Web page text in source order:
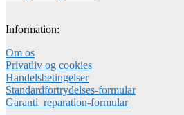
Information:
Om os
Privatliv og cookies
Handelsbetingelser
Standardfortrydelses-formular
Garanti_reparation-formular